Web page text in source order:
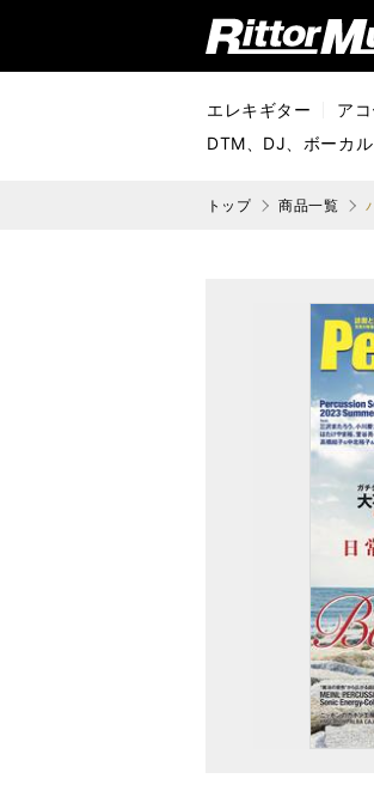
リットーミュージック (Rittor Music)
エレキギター ア
DTM、DJ、ボーカル
トップ 商品一覧